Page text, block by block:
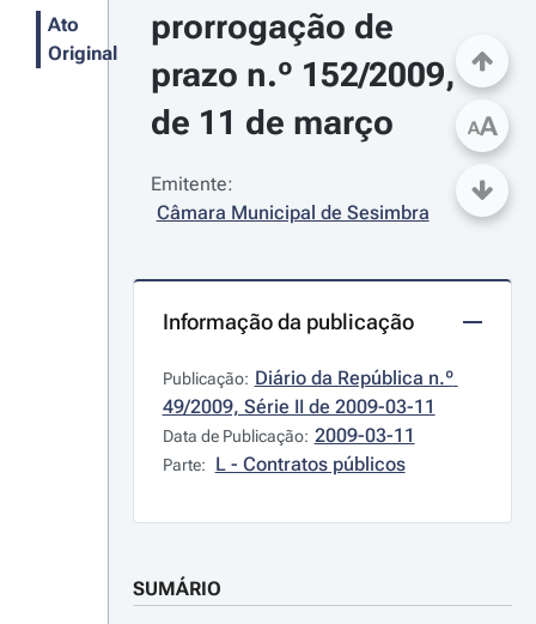
Ato
Original
prorrogação de
prazo n.º 152/2009,
de 11 de março
Emitente:
Câmara Municipal de Sesimbra
Informação da publicação
Publicação: Diário da República n.º
49/2009, Série II de 2009-03-11
Data de Publicação: 2009-03-11
Parte: L - Contratos públicos
SUMÁRIO
AA